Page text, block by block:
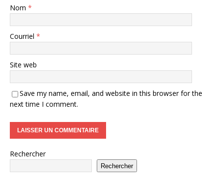
Nom *
Courriel *
Site web
Save my name, email, and website in this browser for the
next time I comment.
Rechercher
Rechercher